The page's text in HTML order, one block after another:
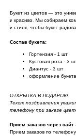
Букет из цветов — это
и красиво. Мы собираем
и стиля, чтобы букет
Состав букета:
Гортензия - 1 шт
Кустовая роза - 3
Диантус - 3 шт
оформление букета
ОТКРЫТКА В ПОДАРОК!
Текст поздравления
телефону при заказе
Прием заказов через сайт
Прием заказов по